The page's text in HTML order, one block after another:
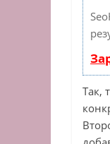
Так,